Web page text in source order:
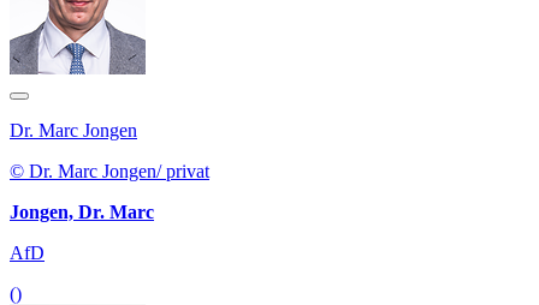
Dr. Marc Jongen
© Dr. Marc Jongen/ privat
Jongen, Dr. Marc
AfD
()